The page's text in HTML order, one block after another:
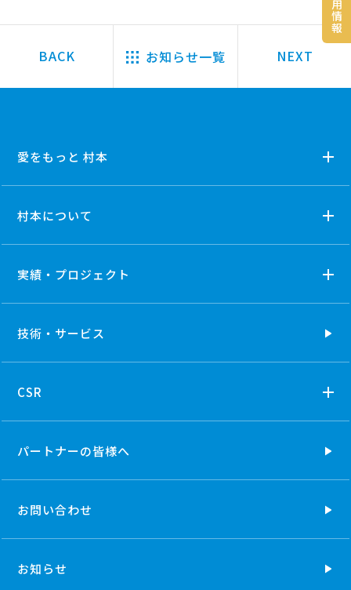
用
情
報
お知らせ一覧
愛をもっと 村本
村本について
実績・プロジェクト
技術・ サービス
CSR
パートナーの皆様へ
お問い合わせ
お知らせ